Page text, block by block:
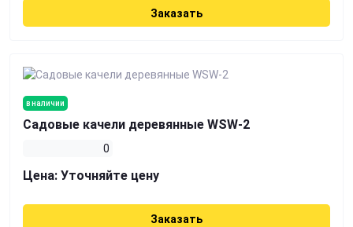
Заказать
в наличии
Садовые качели деревянные WSW-2
0
Цена: Уточняйте цену
Заказать